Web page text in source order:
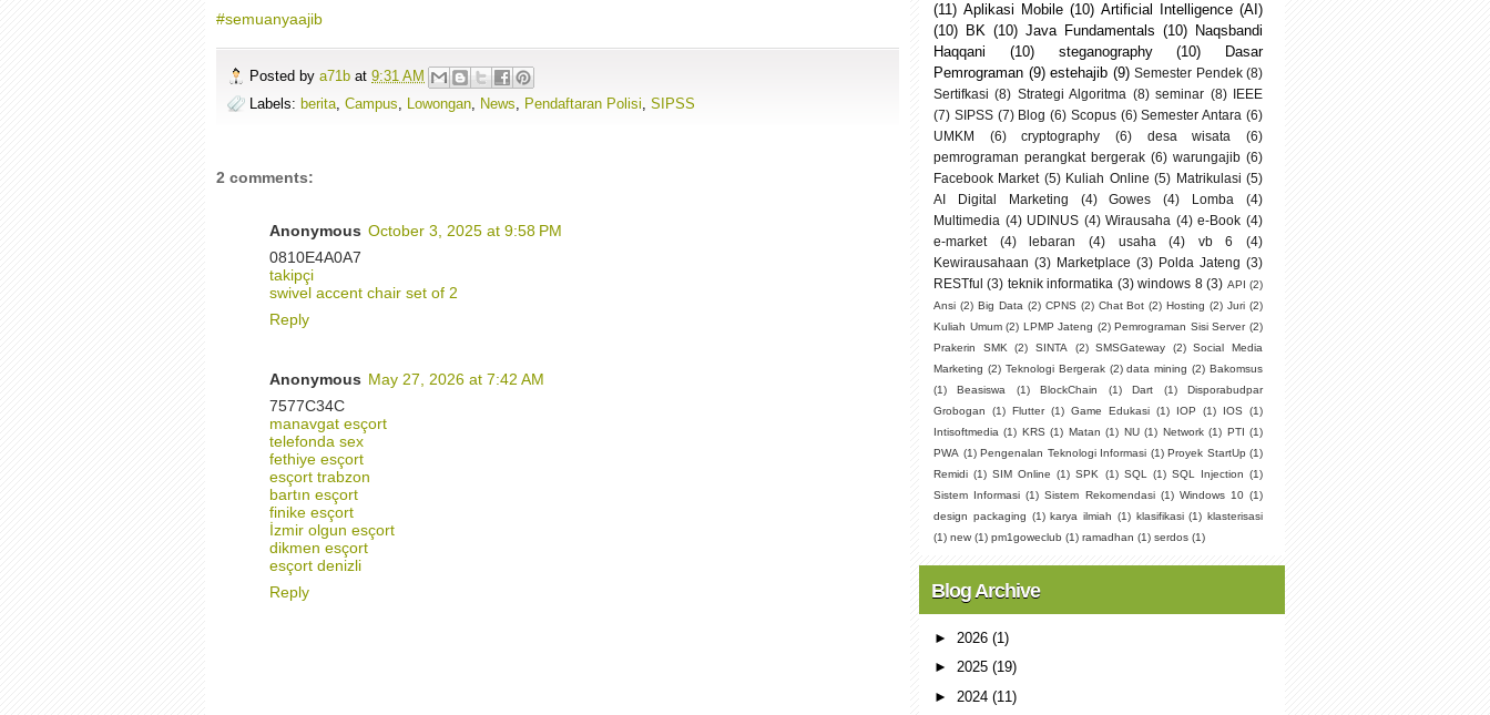
#semuanyaajib
Posted by a71b at 9:31 AM
Labels: berita Campus Lowongan News Pendaftaran Polisi SIPSS
2 comments:
Anonymous October 3, 2025 at 9:58 PM
0810E4A0A7
takipçi
swivel accent chair set of 2
Reply
Anonymous May 27, 2026 at 7:42 AM
7577C34C
manavgat esçort
telefonda sex
fethiye esçort
esçort trabzon
bartın esçort
finike esçort
İzmir olgun esçort
dikmen esçort
esçort denizli
Reply
(11) Aplikasi Mobile (10) Artificial Intelligence (AI)
(10) BK (10) Java Fundamentals (10) Naqsbandi
Haqqani
(10) steganography (10)
Dasar
Pemrograman (9) estehajib (9) Semester Pendek (8)
Sertifkasi (8) Strategi Algoritma (8) seminar (8)
IEEE
(7) SIPSS (7) Blog (6) Scopus (6) Semester Antara (6)
UMKM
(6) cryptography (6) desa wisata
(6)
pemrograman perangkat bergerak (6) warungajib (6)
Facebook Market (5) Kuliah Online (5) Matrikulasi (5)
AI Digital Marketing
(4) Gowes (4) Lomba
(4)
Multimedia (4) UDINUS (4) Wirausaha (4) e-Book (4)
e-market
(4) lebaran (4) usaha (4) vb 6
(4)
Kewirausahaan (3) Marketplace (3) Polda Jateng (3)
RESTful
(3) teknik informatika (3) windows 8 (3) API (2)
Ansi (2) Big Data (2) CPNS (2) Chat Bot (2) Hosting (2) Juri (2)
Kuliah Umum (2) LPMP Jateng (2) Pemrograman Sisi Server (2)
Prakerin SMK
(2) SINTA (2) SMSGateway (2)
Social Media
Marketing (2) Teknologi Bergerak (2) data mining (2) Bakomsus
(1)
Beasiswa (1) BlockChain (1) Dart (1)
Disporabudpar
Grobogan
(1) Flutter (1) Game Edukasi (1) IOP (1) IOS
(1)
Intisoftmedia (1) KRS (1) Matan (1) NU (1) Network (1) PTI (1)
PWA (1) Pengenalan Teknologi Informasi (1) Proyek StartUp (1)
Remidi (1) SIM Online (1) SPK (1) SQL (1) SQL Injection (1)
Sistem Informasi (1) Sistem Rekomendasi (1) Windows 10 (1)
design packaging (1) karya ilmiah (1) klasifikasi (1) klasterisasi
(1) new (1) pm1goweclub (1) ramadhan (1) serdos (1)
Blog Archive
► 2026 (1)
► 2025 (19)
► 2024 (11)